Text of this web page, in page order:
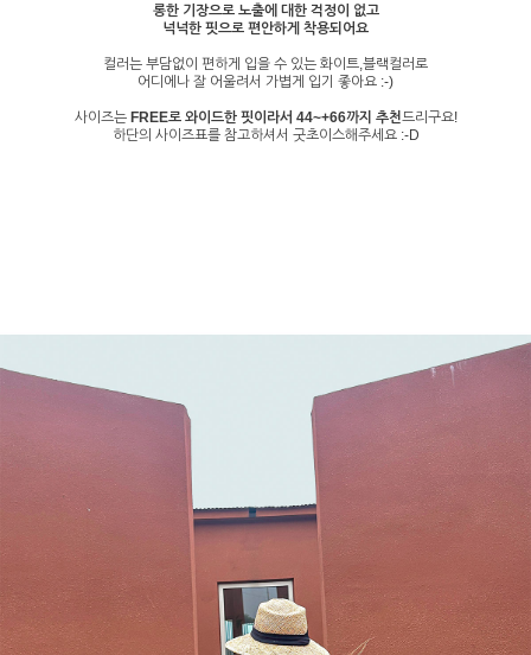
롱한 기장으로 노출에 대한 걱정이 없고
넉넉한 핏으로 편안하게 착용되어요
컬러는 부담없이 편하게 입을 수 있는 화이트,블랙컬러로
어디에나 잘 어울려서 가볍게 입기 좋아요 :-)
사이즈는 FREE로 와이드한 핏이라서 44~+66까지 추천드리구요!
하단의 사이즈표를 참고하셔서 굿초이스해주세요 :-D